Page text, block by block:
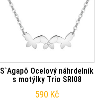
S`Agapõ Ocelový náhrdelník
s motýlky Trio SRI08
590 Kč